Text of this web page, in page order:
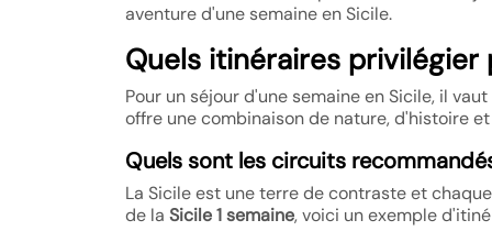
aventure d'une semaine en Sicile.
Quels itinéraires privilégier
Pour un séjour d'une semaine en Sicile, il
offre une combinaison de nature, d'histoire
Quels sont les circuits
La Sicile est une terre de contraste et
de la Sicile 1 semaine, voici un exemple